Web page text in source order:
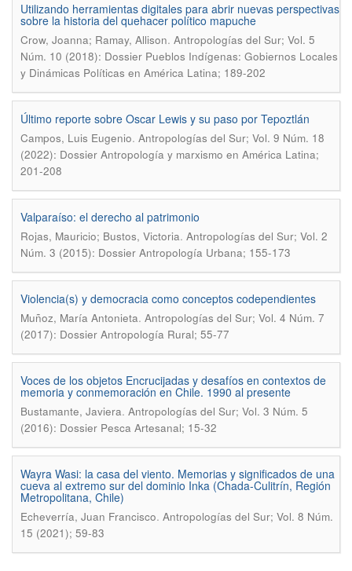
Utilizando herramientas digitales para abrir nuevas perspectivas
sobre la historia del quehacer político mapuche
Crow, Joanna; Ramay, Allison. Antropologías del Sur; Vol. 5
Núm. 10 (2018): Dossier Pueblos Indígenas: Gobiernos Locales
y Dinámicas Políticas en América Latina; 189-202
Último reporte sobre Oscar Lewis y su paso por Tepoztlán
Campos, Luis Eugenio. Antropologías del Sur; Vol. 9 Núm. 18
(2022): Dossier Antropología y marxismo en América Latina;
201-208
Valparaíso: el derecho al patrimonio
Rojas, Mauricio; Bustos, Victoria. Antropologías del Sur; Vol. 2
Núm. 3 (2015): Dossier Antropología Urbana; 155-173
Violencia(s) y democracia como conceptos codependientes
Muñoz, María Antonieta. Antropologías del Sur; Vol. 4 Núm. 7
(2017): Dossier Antropología Rural; 55-77
Voces de los objetos Encrucijadas y desafíos en contextos de
memoria y conmemoración en Chile. 1990 al presente
Bustamante, Javiera. Antropologías del Sur; Vol. 3 Núm. 5
(2016): Dossier Pesca Artesanal; 15-32
Wayra Wasi: la casa del viento. Memorias y significados de una
cueva al extremo sur del dominio Inka (Chada-Culitrín, Región
Metropolitana, Chile)
Echeverría, Juan Francisco. Antropologías del Sur; Vol. 8 Núm.
15 (2021); 59-83